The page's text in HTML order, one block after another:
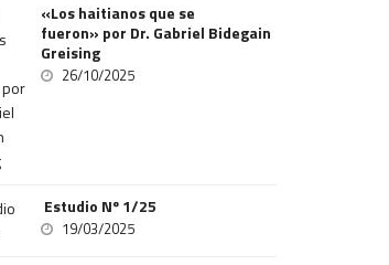
«Los haitianos que se
fueron» por Dr. Gabriel Bidegain
Greising
26/10/2025
Estudio Nº 1/25
19/03/2025